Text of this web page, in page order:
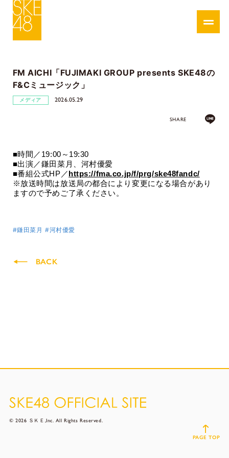
FM AICHI「FUJIMAKI GROUP presents SKE48の
F&Cミュージック」
メディア 2026.05.29
SHARE
■時間／ 19:00 ～ 19:30
■出演／鎌田菜月
河村優愛
■番組公式HP／ https://fma.co.jp/f/prg/ske48fandc/
※放送時間は放送局の都合により変更になる場合があり
ますので予めご了承ください。
#鎌田菜月 #河村優愛
BACK
© 2026 ＳＫＥ,Inc. All Rights Reserved.
PAGE TOP